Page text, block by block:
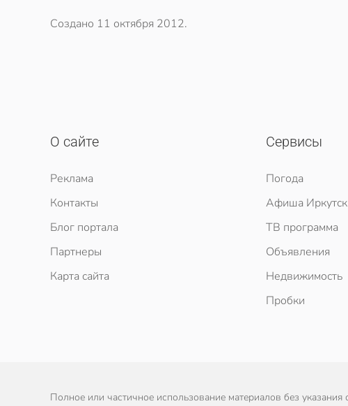
Создано 11 октября 2012.
О сайте
Реклама
Контакты
Блог портала
Партнеры
Карта сайта
Сервисы
Погода
Афиша Иркутск
ТВ программа
Объявления
Недвижимость
Пробки
Полное или частичное использование материалов без